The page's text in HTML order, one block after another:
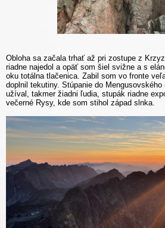
Obloha sa začala trhať až pri zostupe z
riadne najedol a opäť som šiel svižne a s
oku totálna tlačenica. Zabil som vo fronte
doplnil tekutiny. Stúpanie do
užíval, takmer žiadni ľudia, stupák riadne
večerné Rysy, kde som stihol západ slnka.